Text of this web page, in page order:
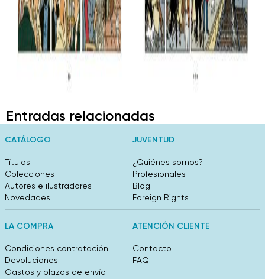
Entradas relacionadas
CATÁLOGO
Títulos
Colecciones
Autores e ilustradores
Novedades
JUVENTUD
¿Quiénes somos?
Profesionales
Blog
Foreign Rights
LA COMPRA
Condiciones contratación
Devoluciones
Gastos y plazos de envío
ATENCIÓN CLIENTE
Contacto
FAQ